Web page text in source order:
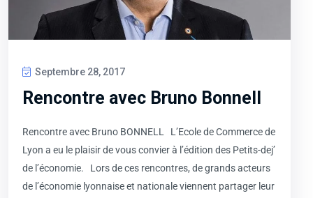
Septembre 28, 2017
Rencontre avec Bruno Bonnell
Rencontre avec Bruno BONNELL L’Ecole de Commerce de
Lyon a eu le plaisir de vous convier à l’édition des Petits-dej’
de l’économie. Lors de ces rencontres, de grands acteurs
de l’économie lyonnaise et nationale viennent partager leur